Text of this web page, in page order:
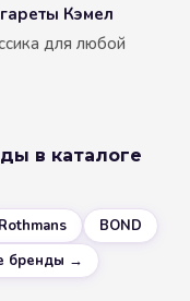
Кэмел
для любой
в каталоге
Rothmans
BOND
бренды →